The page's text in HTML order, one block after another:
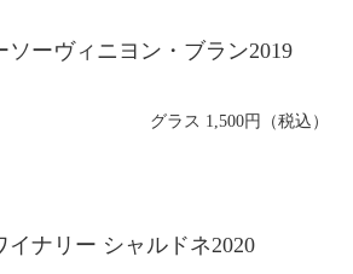
ソーヴィニヨン・ブラン2019
グラス 1,500円（税込）
イナリー シャルドネ2020